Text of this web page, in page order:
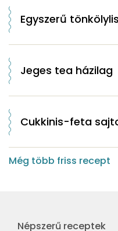
Egyszerű
Jeges tea házilag
Cukkinis-feta
Még több friss recept
Népszerű receptek